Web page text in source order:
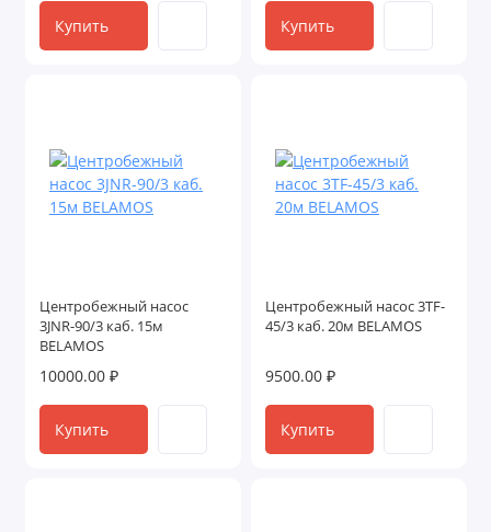
Купить Купить
Центробежный насос
3JNR-90/3 каб. 15м
BELAMOS
10000.00 ₽
Купить
Центробежный насос 3TF-
45/3 каб. 20м BELAMOS
9500.00 ₽
Купить